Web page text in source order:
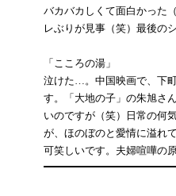
バカバカしくて面白かった
レぶりが見事（笑）最後の
「こころの湯」
泣けた…。中国映画で、下
す。「大地の子」の朱旭さ
いのですが（笑）日常の何
が、ほのぼのと愛情に溢れ
可笑しいです。夫婦喧嘩の